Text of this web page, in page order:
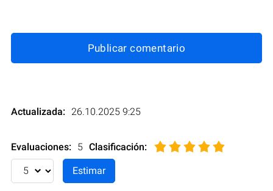
Publicar comentario
Actualizada: 26.10.2025 9:25
Evaluaciones: 5 Clasificación: